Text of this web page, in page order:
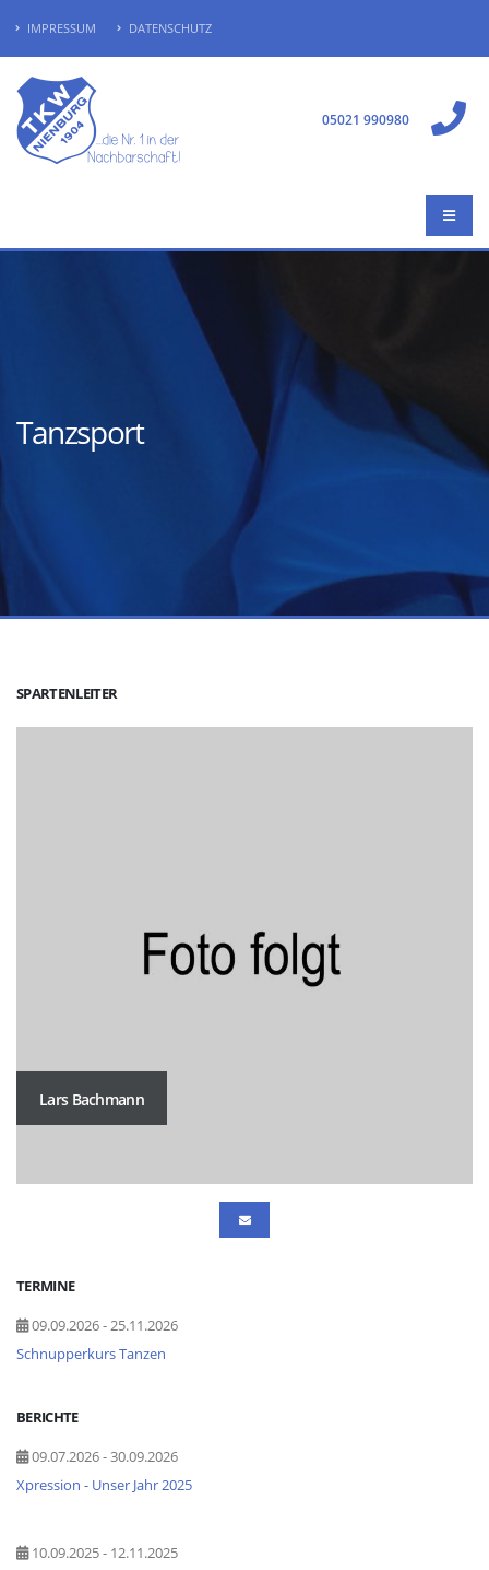
IMPRESSUM DATENSCHUTZ
05021 990980
Tanzsport
SPARTENLEITER
Lars Bachmann
TERMINE
09.09.2026 - 25.11.2026
Schnupperkurs Tanzen
BERICHTE
09.07.2026 - 30.09.2026
Xpression - Unser Jahr 2025
10.09.2025 - 12.11.2025